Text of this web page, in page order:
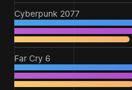
Cyberpunk 2077
Far Cry 6